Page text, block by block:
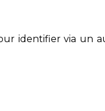
identifier via un